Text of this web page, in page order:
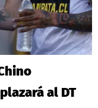
al DT